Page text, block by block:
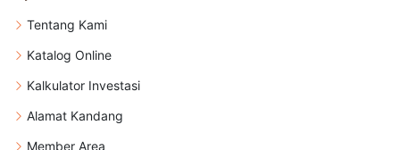
Tentang Kami
Katalog Online
Kalkulator Investasi
Alamat Kandang
Member Area